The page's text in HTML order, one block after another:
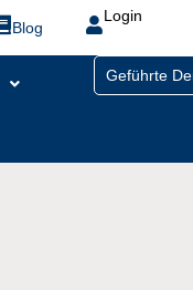
Blog
Login
Geführte